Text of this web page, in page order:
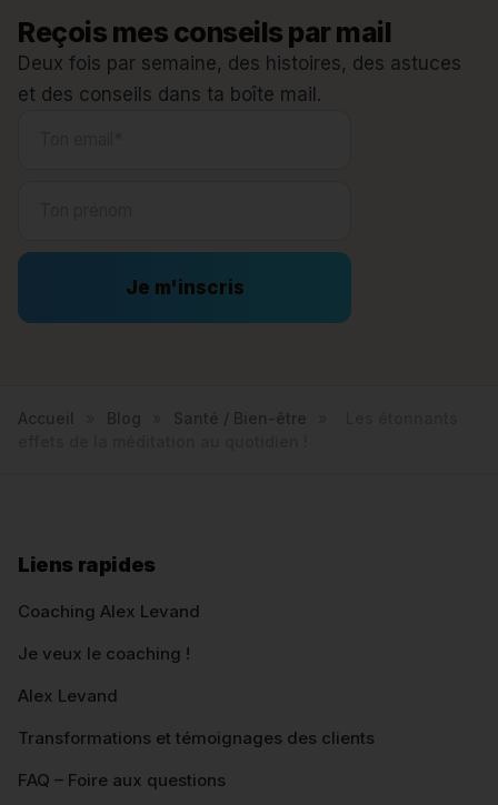
Reçois mes conseils par mail
Deux fois par semaine, des histoires, des astuces
et des conseils dans ta boîte mail.
Je m'inscris
Accueil Blog Santé / Bien-être
Liens rapides
Coaching Alex Levand
Je veux le coaching !
Alex Levand
Transformations et témoignages des clients
FAQ – Foire aux questions